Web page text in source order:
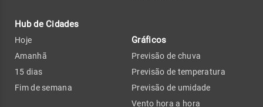
Hub de Cidades
Hoje
Amanhã
15 dias
Fim de semana
Gráficos
Previsão de chuva
Previsão de temperatura
Previsão de umidade
Vento hora a hora